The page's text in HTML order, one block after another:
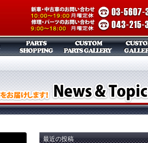
最近の投稿